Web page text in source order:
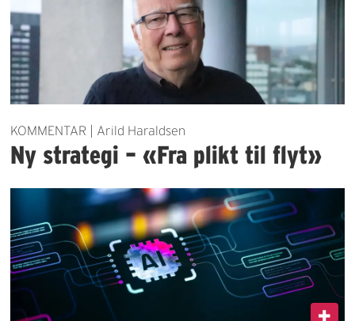
KOMMENTAR | Arild Haraldsen
Ny strategi – «Fra plikt til flyt»